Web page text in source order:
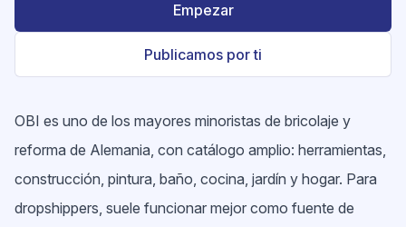
Empezar
Publicamos por ti
OBI es uno de los mayores minoristas de bricolaje y
reforma de Alemania, con catálogo amplio: herramientas,
construcción, pintura, baño, cocina, jardín y hogar. Para
dropshippers, suele funcionar mejor como fuente de